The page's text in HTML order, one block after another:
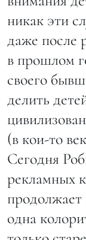
никак эти
даже после
в прошлом
своего
делить
(в кои-то
Сегодня
рекламных
продолжает
одна